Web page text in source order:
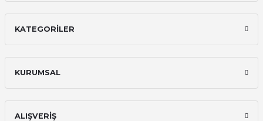
KATEGORİLER
KURUMSAL
ALIŞVERİŞ